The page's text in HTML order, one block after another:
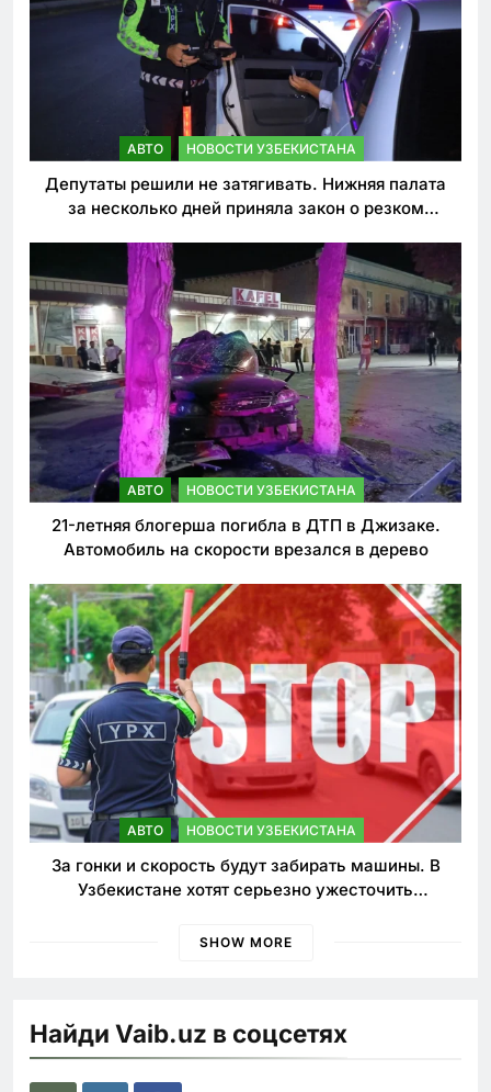
АВТО НОВОСТИ УЗБЕКИСТАНА
Депутаты решили не затягивать. Нижняя палата
за несколько дней приняла закон о резком
АВТО НОВОСТИ УЗБЕКИСТАНА
21-летняя блогерша погибла в ДТП в Джизаке.
Автомобиль на скорости врезался в дерево
АВТО НОВОСТИ УЗБЕКИСТАНА
За гонки и скорость будут забирать машины. В
Узбекистане хотят серьезно ужесточить
SHOW MORE
Найди Vaib.uz в соцсетях